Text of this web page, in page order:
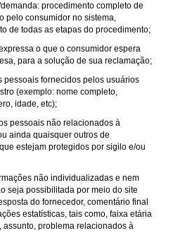
procedimento completo de
pelo consumidor no sistema,
de todas as etapas do procedimento;
o que o consumidor espera
para a solução de sua reclamação;
pessoais fornecidos pelos usuários
(exemplo: nome completo,
idade, etc);
pessoais não relacionados à
ainda quaisquer outros de
estejam protegidos por sigilo e/ou
não individualizadas e nem
seja possibilitada por meio do site
do fornecedor, comentário final
estatísticas, tais como, faixa etária
assunto, problema relacionados à